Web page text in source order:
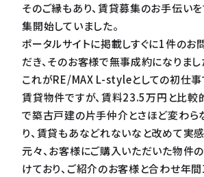
そのご縁もあり、賃貸募集のお手伝い
集開始していました。
ポータルサイトに掲載しすぐに1件のお
だき、そのお客様で無事成約になりまし
これがRE/MAX L-styleとしての初仕事
賃貸物件ですが、賃料23.5万円と比較
で築古戸建の片手仲介とさほど変わら
り、賃貸もあなどれないなと改めて実感
元々、お客様にご購入いただいた物件
けており、ご紹介のお客様と合わせ年